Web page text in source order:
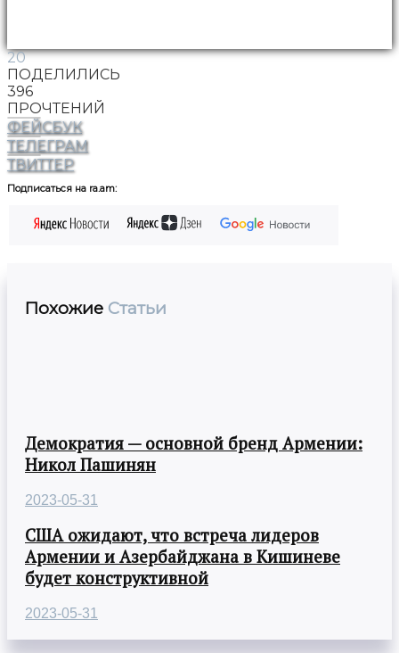
20
ПОДЕЛИЛИСЬ
396
ПРОЧТЕНИЙ
ФЕЙСБУК
ТЕЛЕГРАМ
ТВИТТЕР
Подписаться на ra.am:
Похожие Статьи
Демократия — основной бренд Армении:
Никол Пашинян
2023-05-31
США ожидают, что встреча лидеров
Армении и Азербайджана в Кишиневе
будет конструктивной
2023-05-31